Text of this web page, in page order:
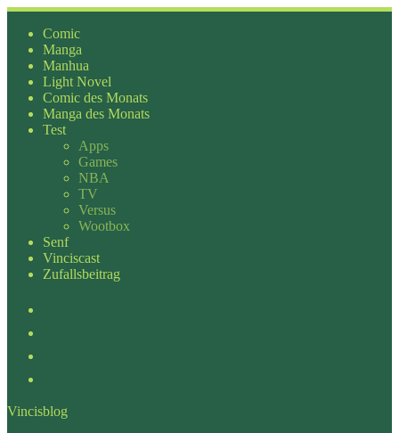
Zum
Inhalt
springen
Comic
Manga
Manhua
Light Novel
Comic des Monats
Manga des Monats
Test
Apps
Games
NBA
TV
Versus
Wootbox
Senf
Vinciscast
Zufallsbeitrag
Vincisblog